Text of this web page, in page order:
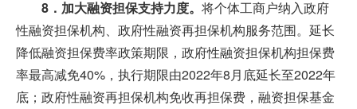
8．加大融资担保支持力度。 将个体工商户纳入政府
性融资担保机构、政府性融资再担保机构服务范围。延长
降低融资担保费率政策期限，政府性融资担保机构担保费
率最高减免40%，执行期限由2022年8月底延长至2022年
底；政府性融资再担保机构免收再担保费，融资担保基金